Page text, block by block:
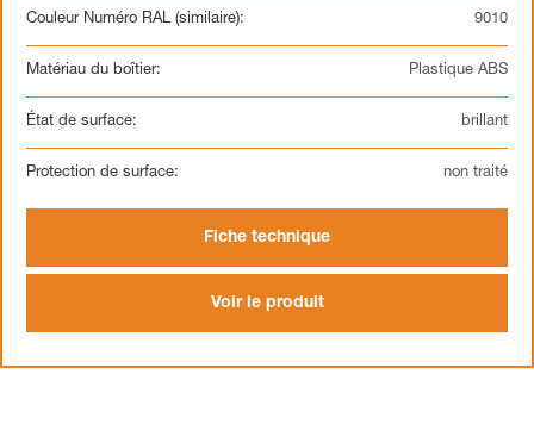
Couleur Numéro RAL (similaire): 9010
Matériau du boîtier: Plastique ABS
État de surface: brillant
Protection de surface: non traité
Fiche technique
Voir le produit